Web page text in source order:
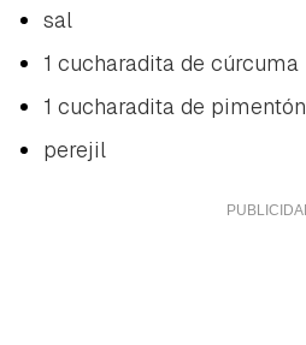
sal
1 cucharadita de cúrcuma
1 cucharadita de pimentón
perejil